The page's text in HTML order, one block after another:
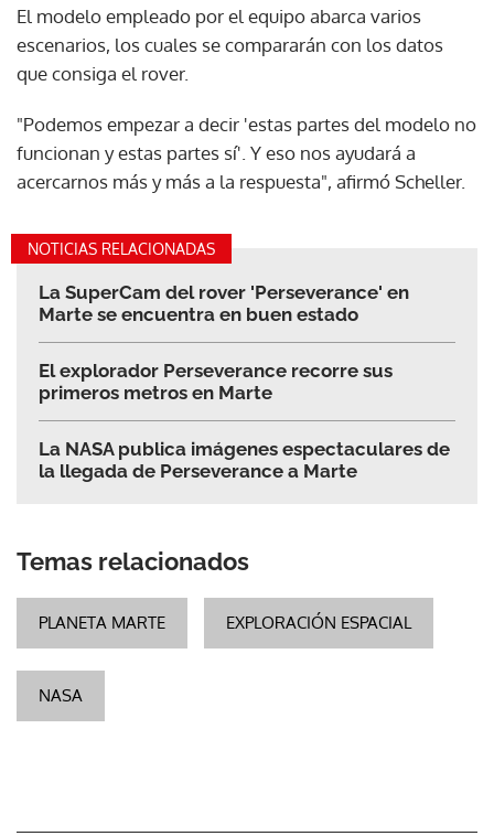
El modelo empleado por el equipo abarca varios
escenarios, los cuales se compararán con los datos
que consiga el rover.
"Podemos empezar a decir 'estas partes del modelo no
funcionan y estas partes sí'. Y eso nos ayudará a
acercarnos más y más a la respuesta", afirmó Scheller.
NOTICIAS RELACIONADAS
La SuperCam del rover 'Perseverance' en
Marte se encuentra en buen estado
El explorador Perseverance recorre sus
primeros metros en Marte
La NASA publica imágenes espectaculares de
la llegada de Perseverance a Marte
Temas relacionados
PLANETA MARTE EXPLORACIÓN ESPACIAL
NASA